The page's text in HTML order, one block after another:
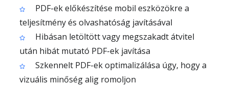
PDF-ek előkészítése mobil eszközökre a
teljesítmény és olvashatóság javításával
Hibásan letöltött vagy megszakadt átvitel
után hibát mutató PDF-ek javítása
Szkennelt PDF-ek optimalizálása úgy, hogy a
vizuális minőség alig romoljon